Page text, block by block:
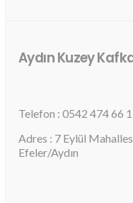
Aydın Kuzey
Telefon : 0542 474 66
Adres : 7 Eylül
Efeler/Aydın